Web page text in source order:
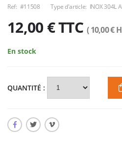
AMOVIBLE par clé
Ergot Tete bombée
300,96€316,80€
L100cm H45cm
Fond de hotte //
Ref: #11508 Type d'article: INOX 304L
12,00 € TTC ( 10,00 €
En stock
QUANTITÉ :